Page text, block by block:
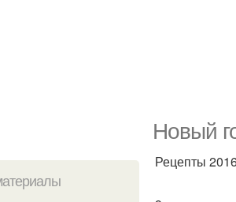
Новый
Рецепты